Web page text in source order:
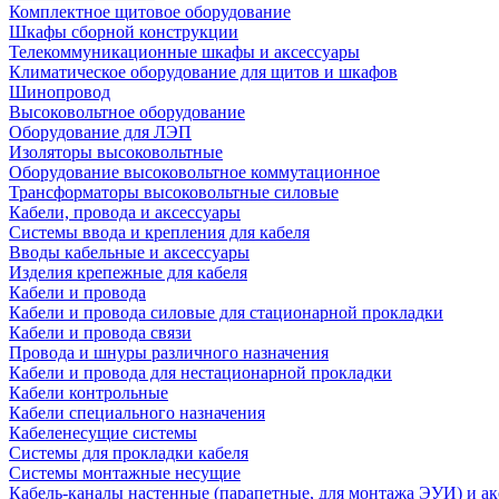
Комплектное щитовое оборудование
Шкафы сборной конструкции
Телекоммуникационные шкафы и аксессуары
Климатическое оборудование для щитов и шкафов
Шинопровод
Высоковольтное оборудование
Оборудование для ЛЭП
Изоляторы высоковольтные
Оборудование высоковольтное коммутационное
Трансформаторы высоковольтные силовые
Кабели, провода и аксессуары
Системы ввода и крепления для кабеля
Вводы кабельные и аксессуары
Изделия крепежные для кабеля
Кабели и провода
Кабели и провода силовые для стационарной прокладки
Кабели и провода связи
Провода и шнуры различного назначения
Кабели и провода для нестационарной прокладки
Кабели контрольные
Кабели специального назначения
Кабеленесущие системы
Системы для прокладки кабеля
Системы монтажные несущие
Кабель-каналы настенные (парапетные, для монтажа ЭУИ) и